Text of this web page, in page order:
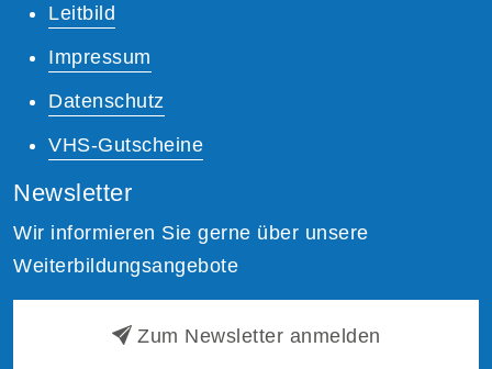
Leitbild
Impressum
Datenschutz
VHS-Gutscheine
Newsletter
Wir informieren Sie gerne über unsere
Weiterbildungsangebote
Zum Newsletter anmelden